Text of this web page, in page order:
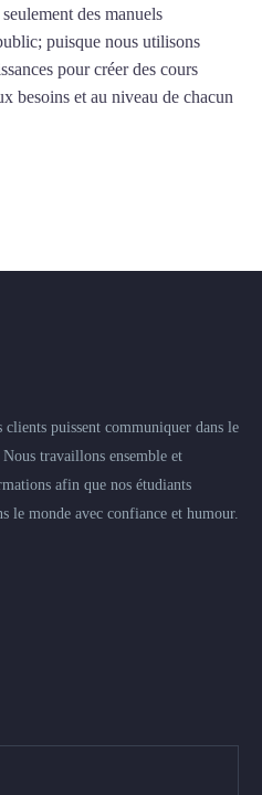
des manuels
puisque nous utilisons
pour créer des cours
besoins et au niveau de chacun
puissent communiquer dans le
travaillons ensemble et
afin que nos étudiants
le monde avec confiance et humour.